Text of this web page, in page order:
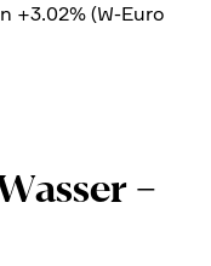
+3.02% (W‑Euro
–